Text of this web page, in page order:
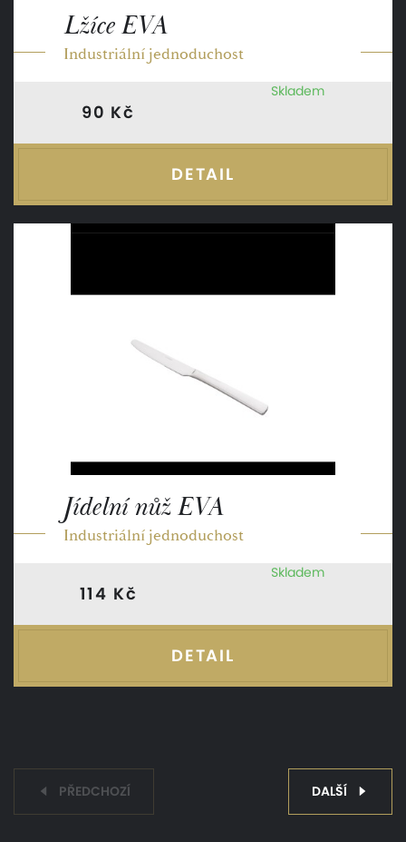
Lžíce EVA
Industriální jednoduchost
90 Kč
Skladem
DETAIL
Jídelní nůž EVA
Industriální jednoduchost
114 Kč
Skladem
DETAIL
PŘEDCHOZÍ DALŠÍ